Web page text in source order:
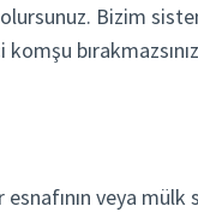
Bizim
veya mülk